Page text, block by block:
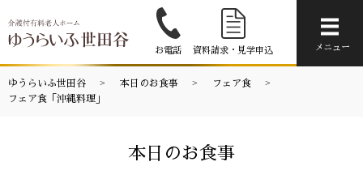
お電話 資料請求・見学申込 メニュー
ゆうらいふ世田谷 本日のお食事
フェア食
フェア食「沖縄料理」
本日のお食事